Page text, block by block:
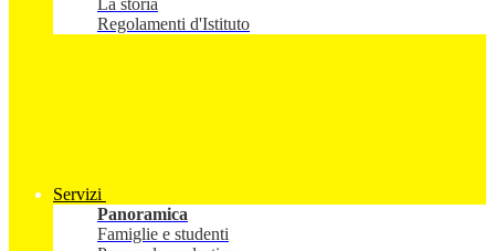
La storia
Regolamenti d'Istituto
Servizi
Panoramica
Famiglie e studenti